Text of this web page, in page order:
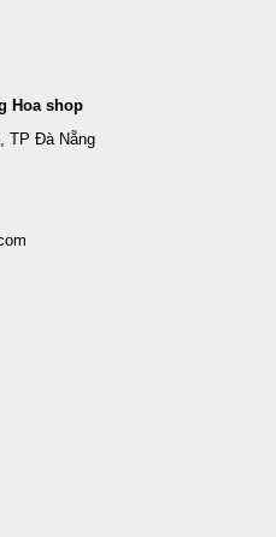
Hoa shop
TP Đà Nẵng